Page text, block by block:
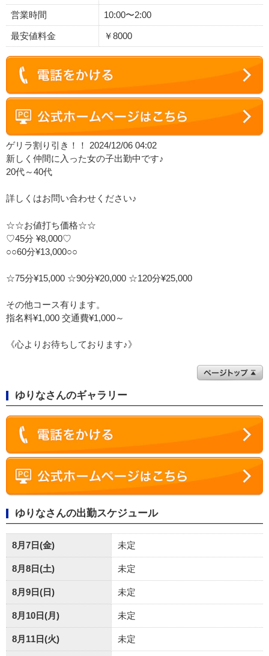
営業時間 10:00〜2:00
最安値料金 ￥8000
ゲリラ割り引き！！ 2024/12/06 04:02
新しく仲間に入った女の子出勤中です♪
20代～40代
詳しくはお問い合わせください♪
☆☆お値打ち価格☆☆
♡45分 ¥8,000♡
○○60分¥13,000○○
☆75分¥15,000 ☆90分¥20,000 ☆120分¥25,000
その他コース有ります。
指名料¥1,000 交通費¥1,000～
《心よりお待ちしております♪》
ゆりなさんのギャラリー
ゆりなさんの出勤スケジュール
8月7日(金) 未定
8月8日(土) 未定
8月9日(日) 未定
8月10日(月) 未定
8月11日(火) 未定